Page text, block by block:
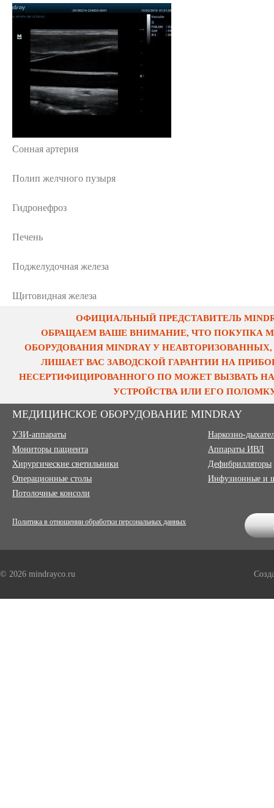
Сонная артерия
Полип желчного пузыря
Гидронефроз
Печень
Поджелудочная железа
Щитовидная железа
ОФИЦИАЛЬНЫЙ ПРЕДСТАВИТЕЛЬ
ОБРАЩАЕМ ВАШЕ ВНИМАНИЕ, ЧТО ПОКУПКА
ОБОРУДОВАНИЯ MINDRAY У
ЛИШАЕТ ВАС ЗАВОДСКОЙ ГАРАНТИИ НА
НЕСЕРТИФИЦИРОВАННОГО ПО МОЖЕТ ВЫЗВАТЬ
УСТРОЙСТВА ИЛИ ЕГО
МЕДИЦИНСКОЕ ОБОРУДОВАНИЕ MINDRAY
УЗИ-аппараты
Мониторы пациента
Хирургические светильники
Операционные столы
Потолочные консоли
Наркозно-
Аппараты ИВЛ
Дефибрилляторы
Инфузионные и
Политика в отношении обработки персональных данных
© 2026 mindrayco.ru